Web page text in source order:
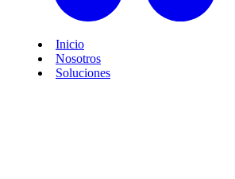
Inicio
Nosotros
Soluciones